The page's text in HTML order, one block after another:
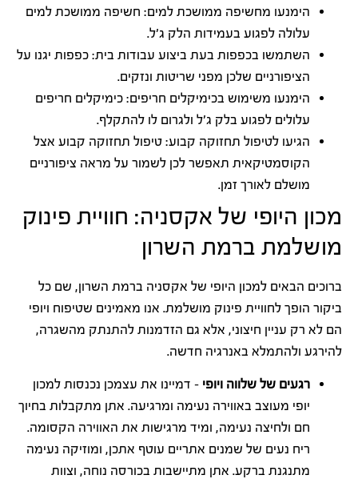
הימנעו מחשיפה ממושכת למים: חשיפה ממושכת למים
עלולה לפגוע בעמידות הלק ג'ל.
השתמשו בכפפות בעת ביצוע עבודות בית: כפפות יגנו על
הציפורניים שלכן מפני שריטות ונזקים.
הימנעו משימוש בכימיקלים חריפים: כימיקלים חריפים
עלולים לפגוע בלק ג'ל ולגרום לו להתקלף.
הגיעו לטיפול תחזוקה קבוע: טיפול תחזוקה קבוע אצל
הקוסמטיקאית תאפשר לכן לשמור על מראה ציפורניים
מושלם לאורך זמן.
מכון היופי של אקסניה: חוויית פינוק
מושלמת ברמת השרון
ברוכים הבאים למכון היופי של אקסניה ברמת השרון, שם כל
ביקור הופך לחוויית פינוק מושלמת. אנו מאמינים שטיפוח ויופי
הם לא רק עניין חיצוני, אלא גם הזדמנות להתנתק מהשגרה,
להירגע ולהתמלא באנרגיה חדשה.
רגעים של שלווה ויופי – דמיינו את עצמכן נכנסות למכון
יופי מעוצב באווירה נעימה ומרגיעה. אתן מתקבלות בחיוך
חם ולחיצה נעימה, ומיד מרגישות את האווירה הקסומה.
ריח נעים של שמנים אתריים עוטף אתכן, ומוזיקה נעימה
מתנגנת ברקע. אתן מתיישבות בכורסה נוחה, וצוות